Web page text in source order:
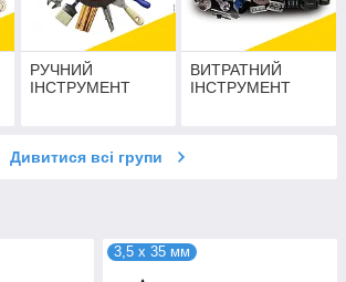
РУЧНИЙ
ІНСТРУМЕНТ
ВИТРАТНИЙ
ІНСТРУМЕНТ
Дивитися всі групи
3,5 х 35 мм